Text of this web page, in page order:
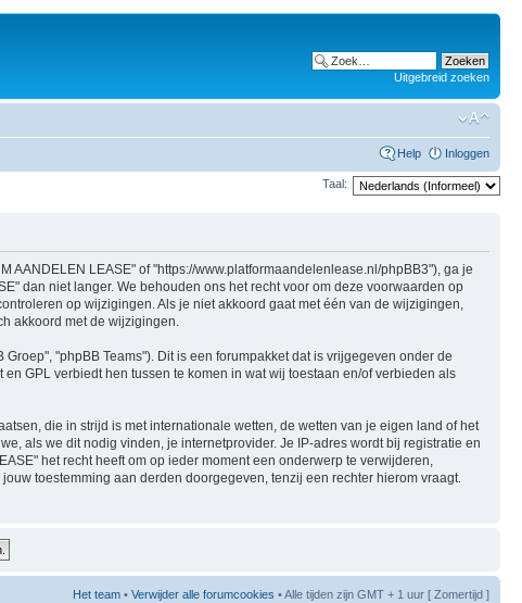
Uitgebreid zoeken
Help Inloggen
Taal:
AANDELEN LEASE" of "https://www.platformaandelenlease.nl/phpBB3"), ga je
dan niet langer. We behouden ons het recht voor om deze voorwaarden op
op wijzigingen. Als je niet akkoord gaat met één van de wijzigingen,
akkoord met de wijzigingen.
"phpBB Teams"). Dit is een forumpakket dat is vrijgegeven onder de
GPL verbiedt hen tussen te komen in wat wij toestaan en/of verbieden als
die in strijd is met internationale wetten, de wetten van je eigen land of het
als we dit nodig vinden, je internetprovider. Je IP-adres wordt bij registratie en
het recht heeft om op ieder moment een onderwerp te verwijderen,
toestemming aan derden doorgegeven, tenzij een rechter hierom vraagt.
Het team • Verwijder alle forumcookies • Alle tijden zijn GMT + 1 uur [ Zomertijd ]